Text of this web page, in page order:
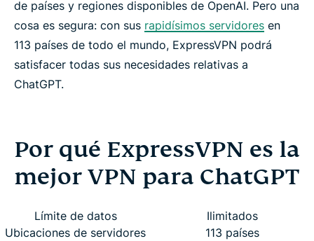
de países y regiones disponibles de OpenAI. Pero una
cosa es segura: con sus rapidísimos servidores en
113 países de todo el mundo, ExpressVPN podrá
satisfacer todas sus necesidades relativas a
ChatGPT.
Por qué ExpressVPN es la
mejor VPN para ChatGPT
Límite de datos
Ilimitados
Ubicaciones de servidores
113 países